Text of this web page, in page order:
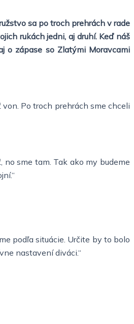
sa po troch prehrách v rade
rukách jedni, aj druhí. Keď náš
o zápase so Zlatými Moravcami
Po troch prehrách sme chceli
no sme tam. Tak ako my budeme
podľa situácie. Určite by to bolo
nastavení diváci.“